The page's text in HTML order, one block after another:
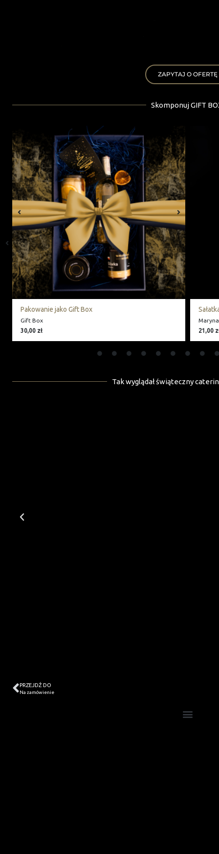
ZAPYTAJ O OFERTĘ
Skomponuj GIFT
Pakowanie jako Gift Box
Gift Box
30,00 zł
21,00
Tak wyglądał świąteczny
PRZEJDŹ DO
Na zamówienie